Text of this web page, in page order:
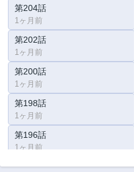
第204話
1ヶ月前
第202話
1ヶ月前
第200話
1ヶ月前
第198話
1ヶ月前
第196話
1ヶ月前
第194話